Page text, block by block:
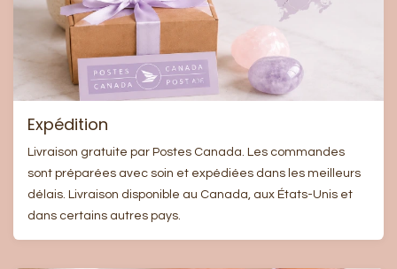
Expédition
Livraison gratuite par Postes Canada. Les commandes
sont préparées avec soin et expédiées dans les meilleurs
délais. Livraison disponible au Canada, aux États-Unis et
dans certains autres pays.